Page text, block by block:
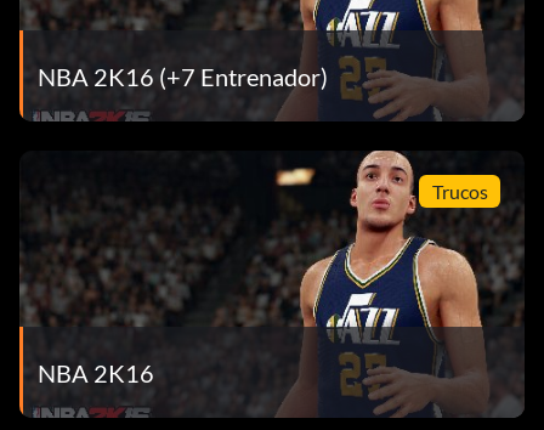
NBA 2K16 (+7 Entrenador)
Trucos
NBA 2K16